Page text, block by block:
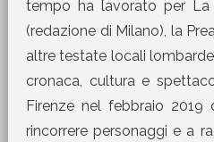
tempo ha lavorato per La
(redazione di Milano), la
altre testate locali
cronaca, cultura e
Firenze nel febbraio
rincorrere personaggi e a